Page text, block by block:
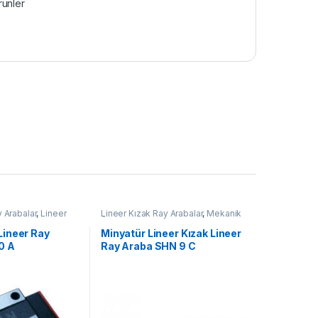
Arabalar, Lineer
Serisi
Ray
A
Lineer Kızak Ray Arabalar, Mekanik
Minyatür Lineer Ray Araba
SHN C Serisi
Minyatür Lineer Kızak Lineer
Ray Araba SHN 9 C